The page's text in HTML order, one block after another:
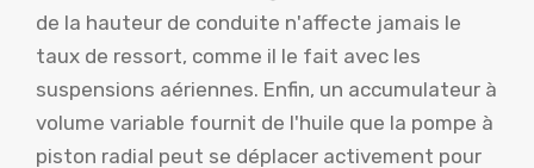
de la hauteur de conduite n'affecte jamais le
taux de ressort, comme il le fait avec les
suspensions aériennes. Enfin, un accumulateur à
volume variable fournit de l'huile que la pompe à
piston radial peut se déplacer activement pour